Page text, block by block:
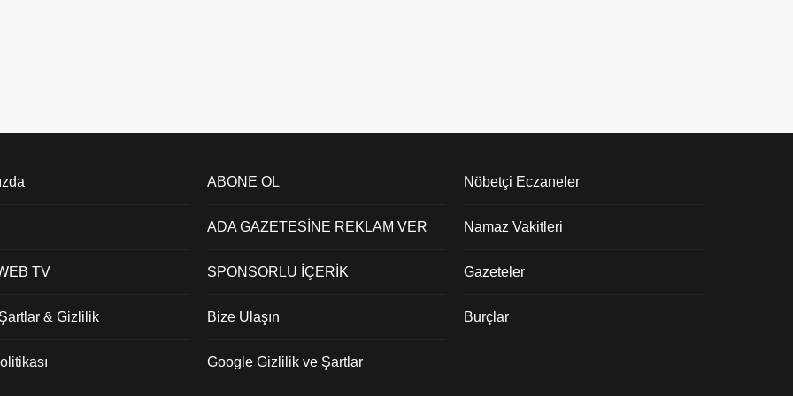
TV
& Gizlilik
ABONE OL
ADA GAZETESİNE REKLAM VER
SPONSORLU İÇERİK
Bize Ulaşın
Google Gizlilik ve Şartlar
Nöbetçi Eczaneler
Namaz Vakitleri
Gazeteler
Burçlar